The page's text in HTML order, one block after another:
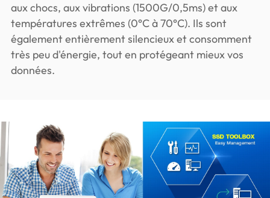
aux chocs, aux vibrations (1500G/0,5ms) et aux
températures extrêmes (0°C à 70°C). Ils sont
également entièrement silencieux et consomment
très peu d'énergie, tout en protégeant mieux vos
données.